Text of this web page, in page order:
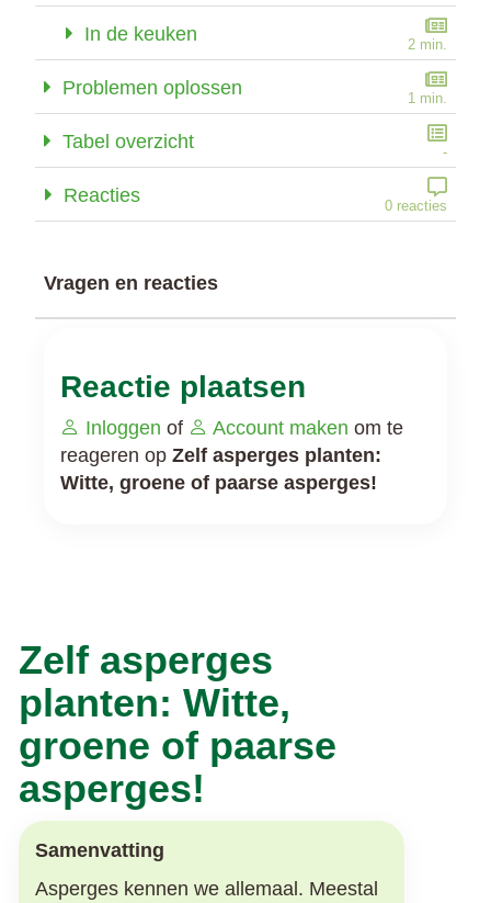
In de keuken 2 min.
Problemen oplossen 1 min.
Tabel overzicht -
Reacties 0 reacties
Vragen en reacties
Reactie plaatsen
Inloggen of Account maken om te
reageren op Zelf asperges planten:
Witte, groene of paarse asperges!
Zelf asperges
planten: Witte,
groene of paarse
asperges!
Samenvatting
Asperges kennen we allemaal. Meestal